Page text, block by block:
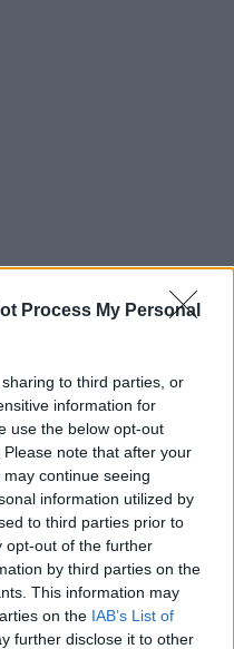
Process My Personal
to third parties, or
information for
use the below opt-out
note that after your
continue seeing
information utilized by
to third parties prior to
opt-out of the further
by third parties on the
This information may
on the IAB’s List of
further disclose it to other